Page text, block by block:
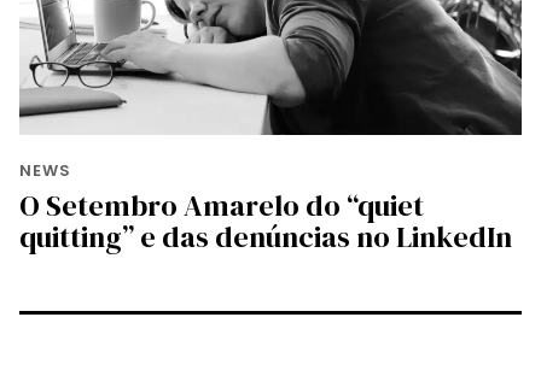
NEWS
O Setembro Amarelo do “quiet
quitting” e das denúncias no LinkedIn